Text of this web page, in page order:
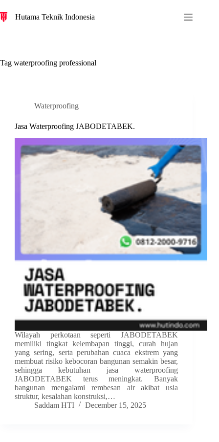
c
Hutama Teknik Indonesia
Tag waterproofing professional
Waterproofing
Jasa Waterproofing JABODETABEK.
Wilayah perkotaan seperti JABODETABEK
memiliki tingkat kelembapan tinggi, curah hujan
yang sering, serta perubahan cuaca ekstrem yang
membuat risiko kebocoran bangunan semakin besar,
sehingga kebutuhan jasa waterproofing
JABODETABEK terus meningkat. Banyak
bangunan mengalami rembesan air akibat usia
struktur, kesalahan konstruksi,…
Saddam HTI
December 15, 2025